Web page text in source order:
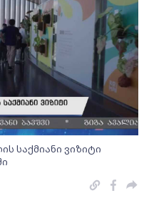
საქმიანი ვიზიტი